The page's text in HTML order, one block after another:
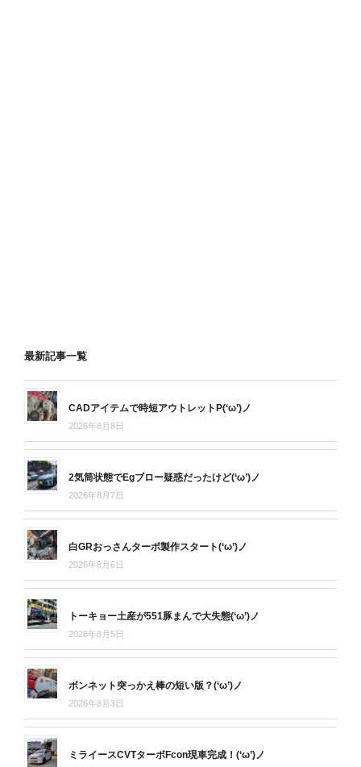
最新記事一覧
CADアイテムで時短アウトレットP(‘ω’)ノ
2026年8月8日
2気筒状態でEgブロー疑惑だったけど(‘ω’)ノ
2026年8月7日
白GRおっさんターボ製作スタート(‘ω’)ノ
2026年8月6日
トーキョー土産が551豚まんで大失態(‘ω’)ノ
2026年8月5日
ボンネット突っかえ棒の短い版？(‘ω’)ノ
2026年8月3日
ミライースCVTターボFcon現車完成！(‘ω’)ノ